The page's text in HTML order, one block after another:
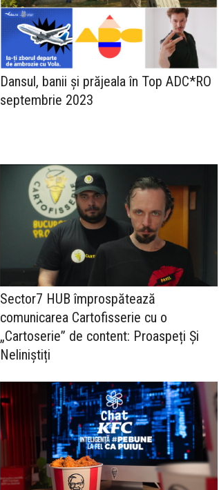
Dansul, banii și prăjeala în Top ADC*RO
septembrie 2023
Sector7 HUB împrospătează
comunicarea Cartofisserie cu o
„Cartoserie” de content: Proaspeți Și
Neliniștiți